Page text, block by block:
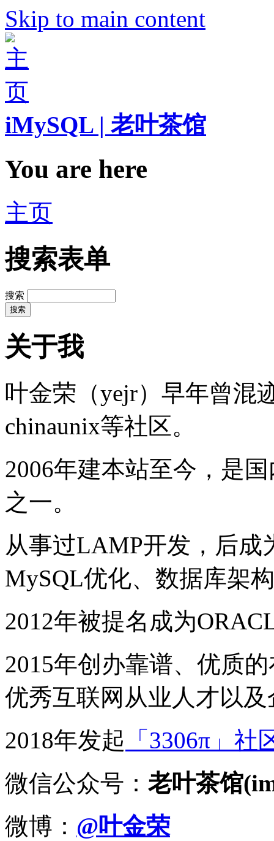
Skip to main content
iMySQL | 老叶茶馆
You are here
主页
搜索表单
搜索
关于我
叶金荣（yejr）早年曾混
chinaunix等社区。
2006年建本站至今，是
之一。
从事过LAMP开发，后成
MySQL优化、数据库架
2012年被提名成为
2015年创办靠谱、优质
优秀互联网从业人才以
2018年发起 「3306π」社
微信公众号： 老叶茶馆
微博： @叶金荣